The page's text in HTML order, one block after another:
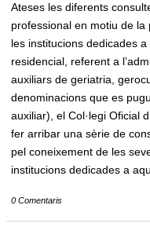
Ateses les diferents
professional en motiu de
les institucions dedicades
residencial, referent a
auxiliars de geriatria,
denominacions que es
auxiliar), el Col·legi Oficial
fer arribar una sèrie de
pel coneixement de les
institucions dedicades a
0 Comentaris